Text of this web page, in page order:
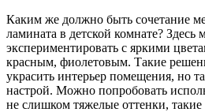
Каким же должно быть сочетание
ламината в детской комнате? Здесь
экспериментировать с яркими
красным, фиолетовым. Такие
украсить интерьер помещения, но
настрой. Можно попробовать
не слишком тяжелые оттенки,